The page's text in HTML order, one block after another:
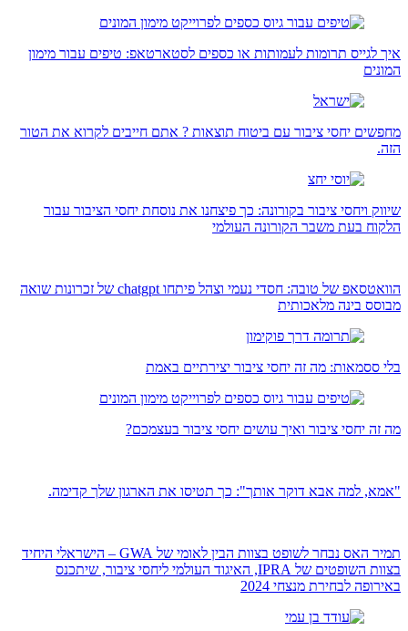
איך לגייס תרומות לעמותות או כספים לסטארטאפ: טיפים עבור מימון
המונים
מחפשים יחסי ציבור עם ביטוח תוצאות ? אתם חייבים לקרוא את הטור
הזה.
שיווק ויחסי ציבור בקורונה: כך פיצחנו את נוסחת יחסי הציבור עבור
הלקוח בעת משבר הקורונה העולמי
הוואטסאפ של טובה: חסדי נעמי וצהל פיתחו chatgpt של זכרונות שואה
מבוסס בינה מלאכותית
בלי ססמאות: מה זה יחסי ציבור יצירתיים באמת
מה זה יחסי ציבור ואיך עושים יחסי ציבור בעצמכם?
"אמא, למה אבא דוקר אותך": כך תטיסו את הארגון שלך קדימה.
תמיר האס נבחר לשופט בצוות הבין לאומי של GWA – הישראלי היחיד
בצוות השופטים של IPRA, האיגוד העולמי ליחסי ציבור, שיתכנס
באירופה לבחירת מנצחי 2024